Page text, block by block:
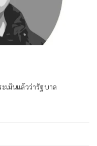
เมินแล้วว่ารัฐบาล